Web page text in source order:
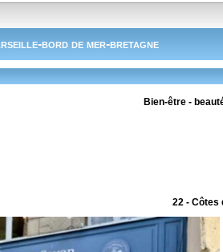
bord de mer-bretagne
Bien-être -
22 - Côtes